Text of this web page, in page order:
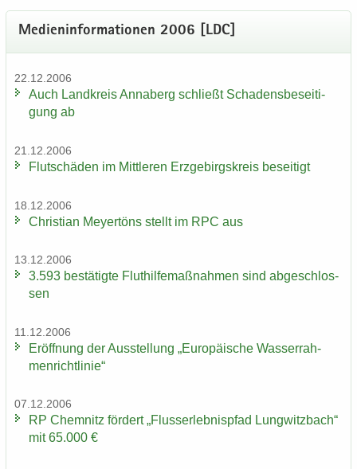
Me­di­en­in­for­ma­tio­nen 2006 [LDC]
22.12.2006
Auch Land­kreis An­na­berg schließt Scha­dens­be­sei­ti­
gung ab
21.12.2006
Flut­schä­den im Mitt­le­ren Erz­ge­birgs­kreis be­sei­tigt
18.12.2006
Chris­ti­an Mey­er­töns stellt im RPC aus
13.12.2006
3.593 be­stä­tig­te Flut­hil­fe­maß­nah­men sind ab­ge­schlos­
sen
11.12.2006
Er­öff­nung der Aus­stel­lung „Eu­ro­päi­sche Was­ser­rah­
men­richt­li­nie“
07.12.2006
RP Chem­nitz för­dert „Fluss­erleb­nis­pfad Lung­witz­bach“
mit 65.000 €